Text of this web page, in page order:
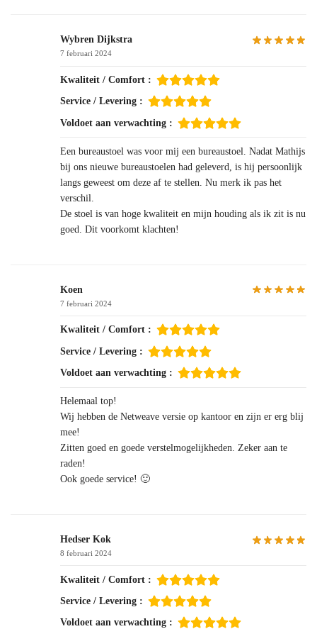
Wybren Dijkstra
7 februari 2024
Kwaliteit / Comfort :
Service / Levering :
Voldoet aan verwachting :
Een bureaustoel was voor mij een bureaustoel. Nadat Mathijs
bij ons nieuwe bureaustoelen had geleverd, is hij persoonlijk
langs geweest om deze af te stellen. Nu merk ik pas het
verschil.
De stoel is van hoge kwaliteit en mijn houding als ik zit is nu
goed. Dit voorkomt klachten!
Koen
7 februari 2024
Kwaliteit / Comfort :
Service / Levering :
Voldoet aan verwachting :
Helemaal top!
Wij hebben de Netweave versie op kantoor en zijn er erg blij
mee!
Zitten goed en goede verstelmogelijkheden. Zeker aan te
raden!
Ook goede service! 🙂
Hedser Kok
8 februari 2024
Kwaliteit / Comfort :
Service / Levering :
Voldoet aan verwachting :